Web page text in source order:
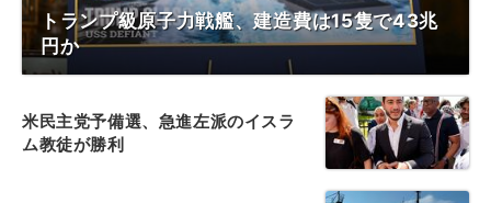
トランプ級原子力戦艦、建造費は15隻で43兆
円か
米民主党予備選、急進左派のイスラ
ム教徒が勝利